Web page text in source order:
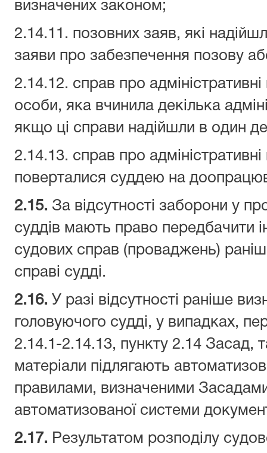
визначених законом;
2.14.11. позовних заяв, які
заяви про забезпечення позову
2.14.12. справ про
особи, яка вчинила декілька
якщо ці справи надійшли в один
2.14.13. справ про
поверталися суддею на
2.15. За відсутності заборони у
суддів мають право передбачити
судових справ (проваджень)
справі судді.
2.16. У разі відсутності раніше
головуючого судді, у випадках,
2.14.1-2.14.13, пункту 2.14 Засад,
матеріали підлягають
правилами, визначеними
автоматизованої системи
2.17. Результатом розподілу